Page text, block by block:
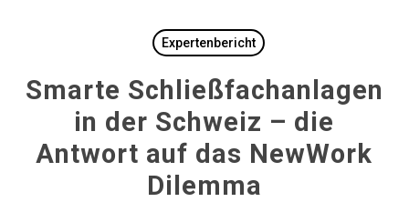
Expertenbericht
Smarte Schließfachanlagen
in der Schweiz – die
Antwort auf das NewWork
Dilemma